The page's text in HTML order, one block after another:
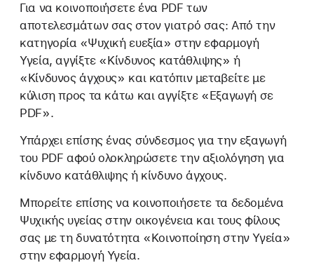
Για να κοινοποιήσετε ένα PDF των
αποτελεσμάτων σας στον γιατρό σας: Από την
κατηγορία «Ψυχική ευεξία» στην εφαρμογή
Υγεία, αγγίξτε «Κίνδυνος κατάθλιψης» ή
«Κίνδυνος άγχους» και κατόπιν μεταβείτε με
κύλιση προς τα κάτω και αγγίξτε «Εξαγωγή σε
PDF».
Υπάρχει επίσης ένας σύνδεσμος για την εξαγωγή
του PDF αφού ολοκληρώσετε την αξιολόγηση για
κίνδυνο κατάθλιψης ή κίνδυνο άγχους.
Μπορείτε επίσης να κοινοποιήσετε τα δεδομένα
Ψυχικής υγείας στην οικογένεια και τους φίλους
σας με τη δυνατότητα «Κοινοποίηση στην Υγεία»
στην εφαρμογή Υγεία.